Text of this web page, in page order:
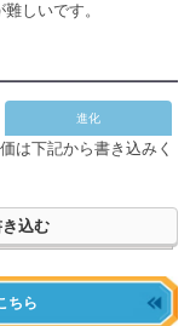
しいです。
進化
は下記から書き込みく
込む
ちら